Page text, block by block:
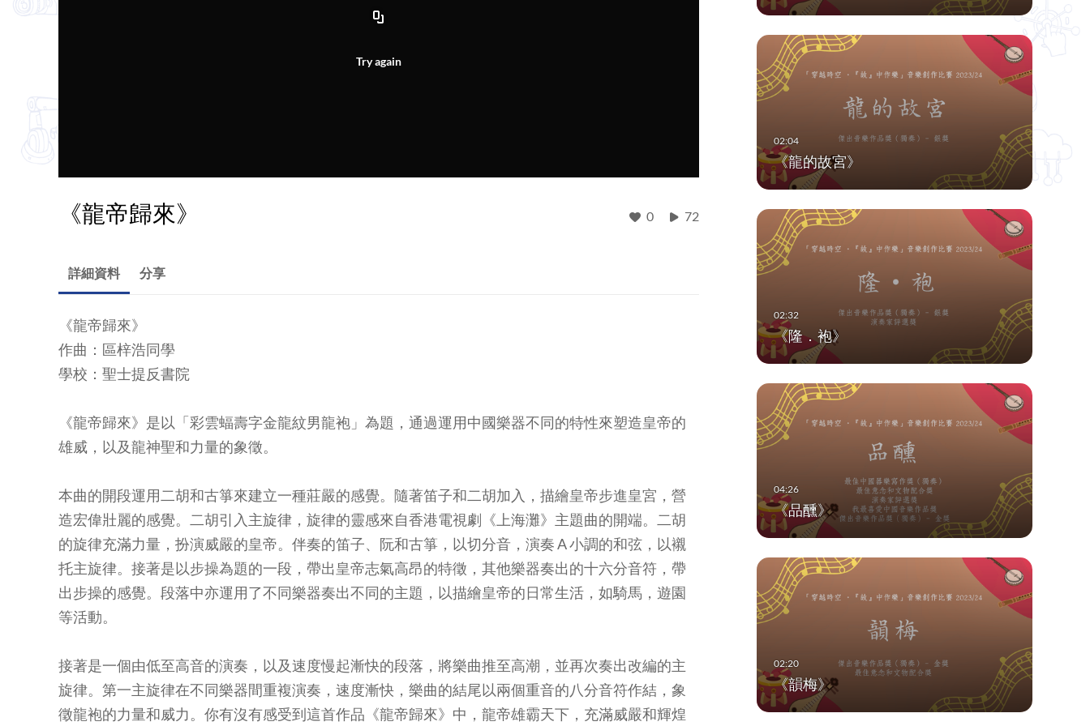
Try again
《龍帝歸來》 0 72
《龍的故宮》
《隆．袍》
《品醺》
《韻梅》
詳細資料 分享
《龍帝歸來》
作曲：區梓浩同學
學校：聖士提反書院
《龍帝歸來》是以「彩雲蝠壽字金龍紋男龍袍」為題，通過運用中國樂器不同的特性來塑造皇帝的
雄威，以及龍神聖和力量的象徵。
本曲的開段運用二胡和古箏來建立一種莊嚴的感覺。隨著笛子和二胡加入，描繪皇帝步進皇宮，營
造宏偉壯麗的感覺。二胡引入主旋律，旋律的靈感來自香港電視劇《上海灘》主題曲的開端。二胡
的旋律充滿力量，扮演威嚴的皇帝。伴奏的笛子、阮和古箏，以切分音，演奏 A 小調的和弦，以襯
托主旋律。接著是以步操為題的一段，帶出皇帝志氣高昂的特徵，其他樂器奏出的十六分音符，帶
出步操的感覺。段落中亦運用了不同樂器奏出不同的主題，以描繪皇帝的日常生活，如騎馬，遊園
等活動。
接著是一個由低至高音的演奏，以及速度慢起漸快的段落，將樂曲推至高潮，並再次奏出改編的主
旋律。第一主旋律在不同樂器間重複演奏，速度漸快，樂曲的結尾以兩個重音的八分音符作結，象
徵龍袍的力量和威力。你有沒有感受到這首作品《龍帝歸來》中，龍帝雄霸天下，充滿威嚴和輝煌